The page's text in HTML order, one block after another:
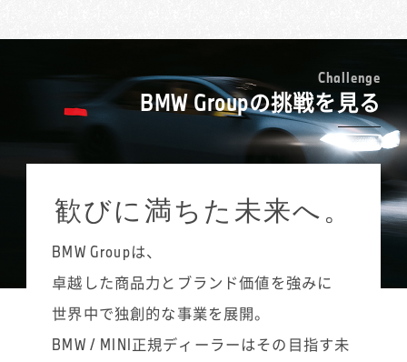
暮らしでは関わる機会のないような方々と、
販売活動を通じてコミュニケーションを深
め、新しい世界を見ることができるのはBMW
というプレミアム・ブランドならではと思っ
ています。
らかった」とおっしゃる方も多いのですが、
それは私たちが求めるあり方ではありませ
ん。「女性の営業は少ないので話しやすい」
とおっしゃっていただけることもあるので、
女性ならではの柔らかさを生かし、笑顔を大
ています。特に、お客様と距離が近くなりや
すい試乗中には、積極的に普段のお話を伺う
ようにしています。
また、ご家族で来店された場合は、商品説明
の際も必ず奥様やお子様などご家族全員の目
を見て話すようにし、ご家族皆様にご満足い
ただけるように心掛けています。
で販売活動を始め、2年を経て正式に転籍とな
買取との感覚の差は大きく感じましたね。前
職では、ある程度決まった手順で案件を進め
られたのに対し、多様な背景や考え方を持っ
たお客様を理解し、それに合わせた提案が求
められるのがBMWのセールス・コンサルタン
担当するお客様は200名ほど。調子伺いの訪問
やイベントのご紹介、車検・点検のご案内な
ど、できるだけお客様との接点を増やし、地
道なフォローを続けていきます。「こういう
ノベルティグッズはこのお客様の好みに合い
そう」と思えばお届けに伺い、立ち話ついで
に新モデルを紹介させていただいたり。自分
Challenge
BMW Groupの挑戦を見る
歓びに満ちた未来へ。
BMW Groupは、
卓越した商品力とブランド価値を強みに
世界中で独創的な事業を展開。
BMW / MINI正規ディーラーはその目指す未